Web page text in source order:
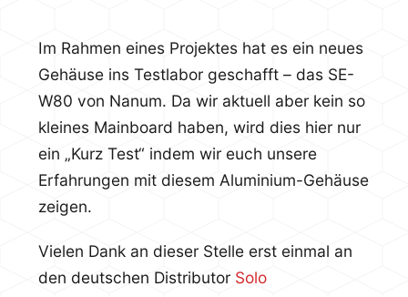
Im Rahmen eines Projektes hat es ein neues
Gehäuse ins Testlabor geschafft – das SE-
W80 von Nanum. Da wir aktuell aber kein so
kleines Mainboard haben, wird dies hier nur
ein „Kurz Test“ indem wir euch unsere
Erfahrungen mit diesem Aluminium-Gehäuse
zeigen.
Vielen Dank an dieser Stelle erst einmal an
den deutschen Distributor Solo